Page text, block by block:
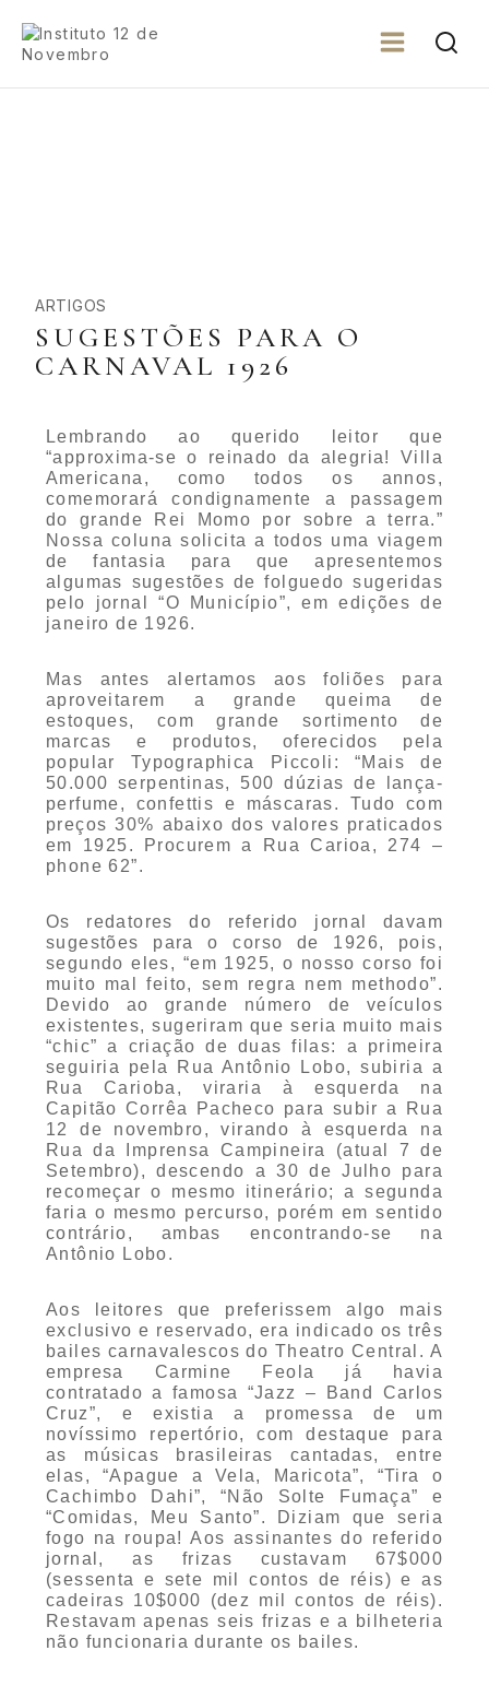
ARTIGOS
SUGESTÕES PARA O
CARNAVAL 1926
Lembrando ao querido leitor que
“approxima-se o reinado da alegria! Villa
Americana, como todos os annos,
comemorará condignamente a passagem
do grande Rei Momo por sobre a terra.”
Nossa coluna solicita a todos uma viagem
de fantasia para que apresentemos
algumas sugestões de folguedo sugeridas
pelo jornal “O Município”, em edições de
janeiro de 1926.
Mas antes alertamos aos foliões para
aproveitarem a grande queima de
estoques, com grande sortimento de
marcas e produtos, oferecidos pela
popular Typographica Piccoli: “Mais de
50.000 serpentinas, 500 dúzias de lança-
perfume, confettis e máscaras. Tudo com
preços 30% abaixo dos valores praticados
em 1925. Procurem a Rua Carioa, 274 –
phone 62”.
Os redatores do referido jornal davam
sugestões para o corso de 1926, pois,
segundo eles, “em 1925, o nosso corso foi
muito mal feito, sem regra nem methodo”.
Devido ao grande número de veículos
existentes, sugeriram que seria muito mais
“chic” a criação de duas filas: a primeira
seguiria pela Rua Antônio Lobo, subiria a
Rua Carioba, viraria à esquerda na
Capitão Corrêa Pacheco para subir a Rua
12 de novembro, virando à esquerda na
Rua da Imprensa Campineira (atual 7 de
Setembro), descendo a 30 de Julho para
recomeçar o mesmo itinerário; a segunda
faria o mesmo percurso, porém em sentido
contrário, ambas encontrando-se na
Antônio Lobo.
Aos leitores que preferissem algo mais
exclusivo e reservado, era indicado os três
bailes carnavalescos do Theatro Central. A
empresa Carmine Feola já havia
contratado a famosa “Jazz – Band Carlos
Cruz”, e existia a promessa de um
novíssimo repertório, com destaque para
as músicas brasileiras cantadas, entre
elas, “Apague a Vela, Maricota”, “Tira o
Cachimbo Dahi”, “Não Solte Fumaça” e
“Comidas, Meu Santo”. Diziam que seria
fogo na roupa! Aos assinantes do referido
jornal, as frizas custavam 67$000
(sessenta e sete mil contos de réis) e as
cadeiras 10$000 (dez mil contos de réis).
Restavam apenas seis frizas e a bilheteria
não funcionaria durante os bailes.